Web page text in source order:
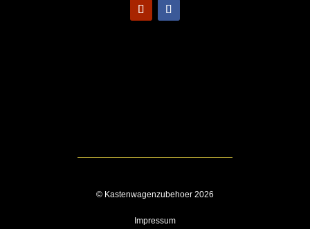
© Kastenwagenzubehoer 2026
Impressum